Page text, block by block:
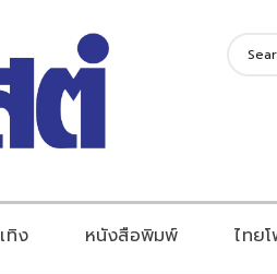
ทิง หนังสือพิมพ์ ไทย